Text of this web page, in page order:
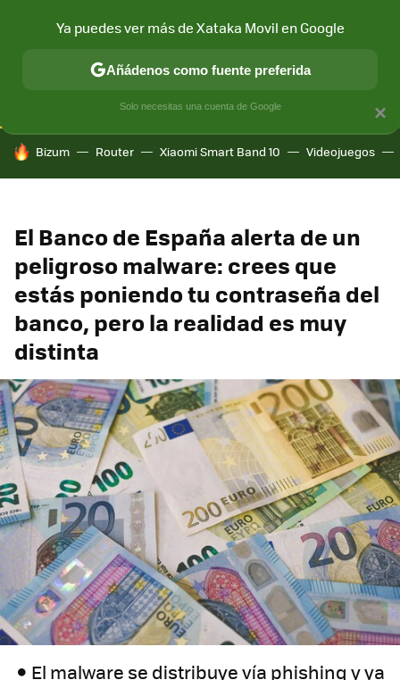
CONECTIVIDAD MÓVIL Y SOCIEDAD APLICACIONES
HOY SE HABLA DE
Bizum Router Xiaomi Smart Band 10 Videojuegos
El Banco de España alerta de un
peligroso malware: crees que
estás poniendo tu contraseña del
banco, pero la realidad es muy
distinta
El malware se distribuye vía phishing y ya
×
Ya puedes ver más de Xataka Movil en Google
Añádenos como fuente preferida
Solo necesitas una cuenta de Google